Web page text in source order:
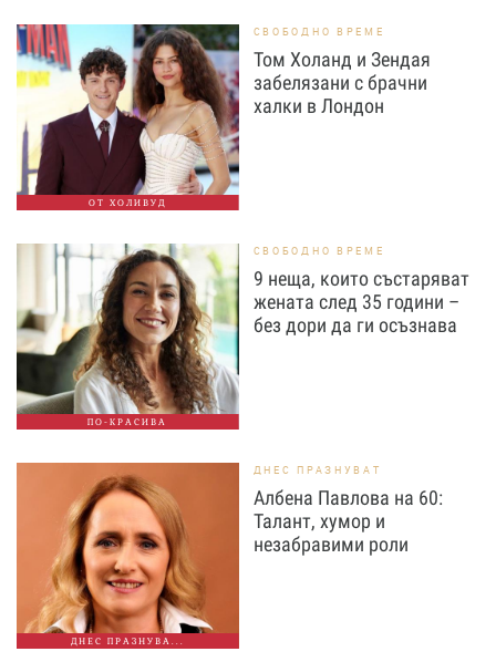
ОТ ХОЛИВУД
СВОБОДНО ВРЕМЕ
Том Холанд и Зендая
забелязани с брачни
халки в Лондон
ПО-КРАСИВА
СВОБОДНО ВРЕМЕ
9 неща, които състаряват
жената след 35 години –
без дори да ги осъзнава
ДНЕС ПРАЗНУВА...
ДНЕС ПРАЗНУВАТ
Албена Павлова на 60:
Талант, хумор и
незабравими роли